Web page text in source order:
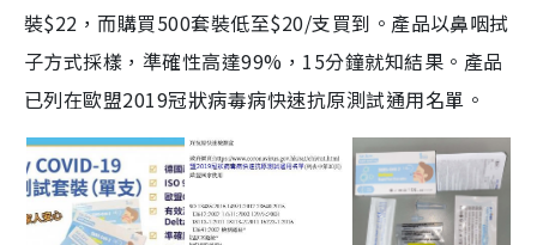
裝$22，而購買500套裝低至$20/支買到。產品以鼻咽拭
子方式採樣，準確性高達99%，15分鐘就知結果。產品
已列在歐盟2019冠狀病毒病快速抗原測試通用名單。